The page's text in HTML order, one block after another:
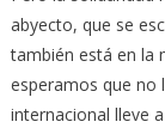
abyecto, que se
también está en la
esperamos que no
internacional lleve